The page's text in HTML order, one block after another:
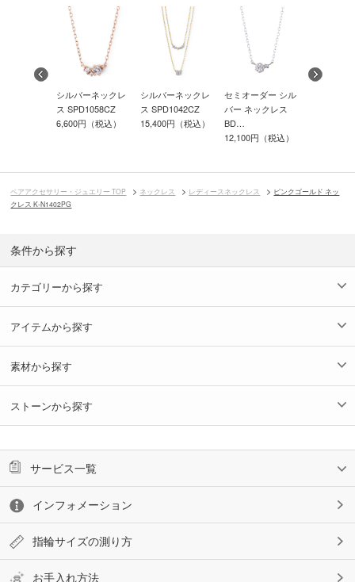
シルバーネックレ
ス SPD1058CZ
6,600円（税込）
シルバーネックレ
ス SPD1042CZ
15,400円（税込）
セミオーダー シル
バー ネックレス
BD…
12,100円（税込）
ペアアクセサリー・ジュエリー TOP ネックレス レディースネックレス
ピンクゴールド ネッ
クレス K-N1402PG
条件から探す
カテゴリーから探す
アイテムから探す
素材から探す
ストーンから探す
サービス一覧
インフォメーション
指輪サイズの測り方
お手入れ方法